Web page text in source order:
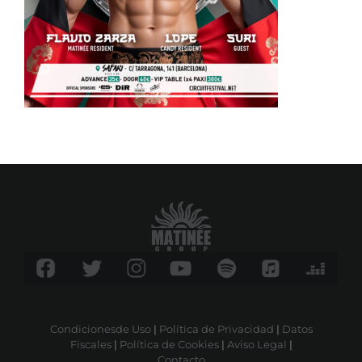
Condicionesde Uso| Política de Privacidad | Datos
Fiscales| Política de Cookies| Aviso Legal |